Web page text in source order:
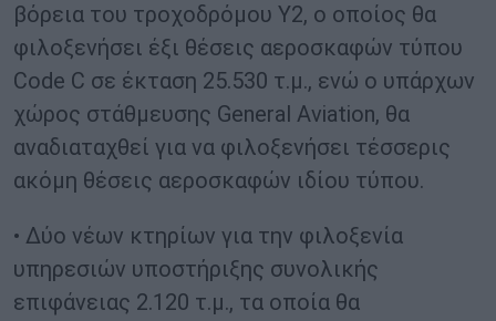
βόρεια του τροχοδρόμου Y2, ο οποίος θα
φιλοξενήσει έξι θέσεις αεροσκαφών τύπου
Code C σε έκταση 25.530 τ.μ., ενώ ο υπάρχων
χώρος στάθμευσης General Aviation, θα
αναδιαταχθεί για να φιλοξενήσει τέσσερις
ακόμη θέσεις αεροσκαφών ιδίου τύπου.
• Δύο νέων κτηρίων για την φιλοξενία
υπηρεσιών υποστήριξης συνολικής
επιφάνειας 2.120 τ.μ., τα οποία θα